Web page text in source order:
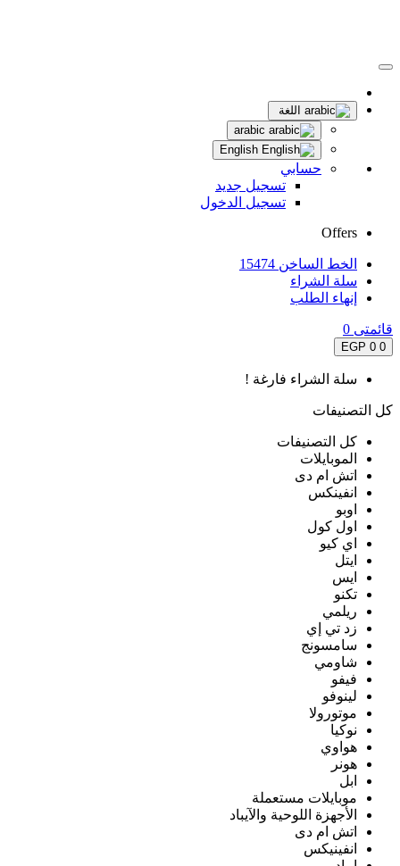
اللغة
حسابي
تسجيل جديد
تسجيل الدخول
Offers
الخط الساخن 15474
سلة الشراء
إنهاء الطلب
قائمتى 0
0
0 EGP
سلة الشراء فارغة !
كل التصنيفات
كل التصنيفات
الموبايلات
اتش ام دى
انفينكس
اوبو
اول كول
اي كيو
ايتل
ايس
تكنو
ريلمي
زد تي إي
سامسونج
شاومي
فيفو
لينوفو
موتورولا
نوكيا
هواوي
هونر
ابل
موبايلات مستعملة
الأجهزة اللوحية والآيباد
اتش ام دى
انفينيكس